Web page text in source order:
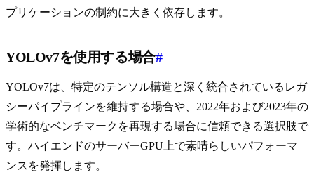
プリケーションの制約に大きく依存します。
YOLOv7を使用する場合#
YOLOv7は、特定のテンソル構造と深く統合されているレガ
シーパイプラインを維持する場合や、2022年および2023年の
学術的なベンチマークを再現する場合に信頼できる選択肢で
す。ハイエンドのサーバーGPU上で素晴らしいパフォーマ
ンスを発揮します。